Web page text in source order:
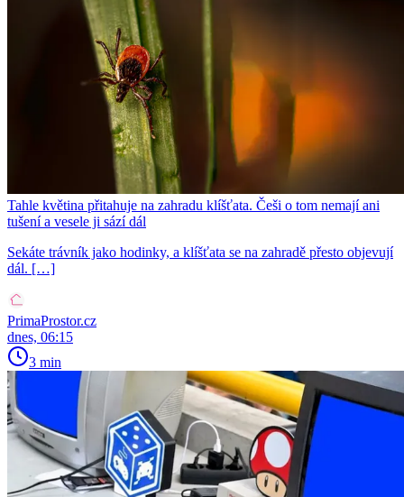
Tahle květina přitahuje na zahradu klíšťata. Češi o tom nemají ani
tušení a vesele ji sází dál
Sekáte trávník jako hodinky, a klíšťata se na zahradě přesto objevují
dál. […]
PrimaProstor.cz
dnes, 06:15
3 min